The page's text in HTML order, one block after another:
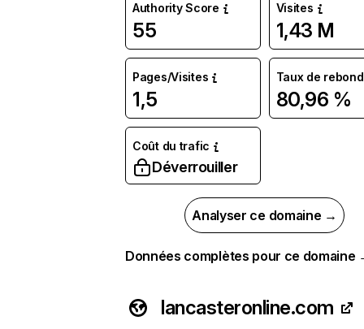
Authority Score
55
Visites
1,43 M
Pages/Visites
1,5
Taux de rebond
80,96 %
Coût du trafic
Déverrouiller
Analyser ce domaine →
Données complètes pour ce domaine
lancasteronline.com